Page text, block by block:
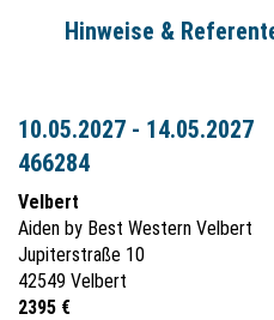
Hinweise &
10.05.2027 - 14.05.2027
466284
Velbert
Aiden by Best Western Velbert
Jupiterstraße 10
42549 Velbert
2395 €